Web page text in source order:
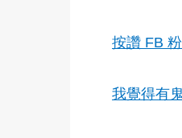
按讚 FB
我覺得有